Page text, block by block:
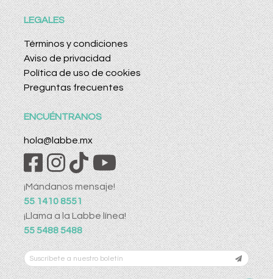
LEGALES
Términos y condiciones
Aviso de privacidad
Política de uso de cookies
Preguntas frecuentes
ENCUÉNTRANOS
hola@labbe.mx
¡Mándanos mensaje!
55 1410 8551
¡Llama a la Labbe línea!
55 5488 5488